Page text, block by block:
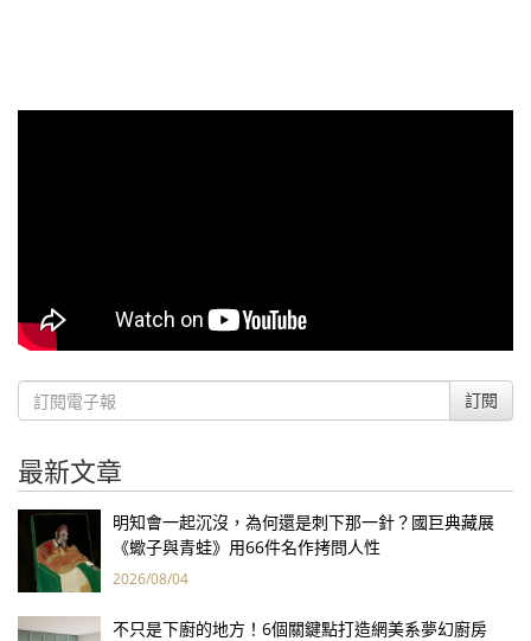
訂閱
最新文章
明知會一起沉沒，為何還是刺下那一針？國巨典藏展
《蠍子與青蛙》用66件名作拷問人性
2026/08/04
不只是下廚的地方！6個關鍵點打造網美系夢幻廚房